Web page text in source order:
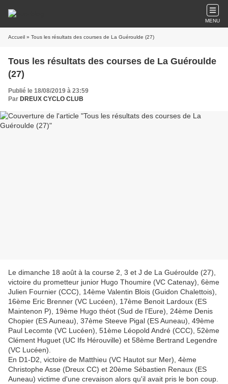
MENU
Accueil » Tous les résultats des courses de La Guéroulde (27)
Tous les résultats des courses de La Guéroulde
(27)
Publié le 18/08/2019 à 23:59
Par DREUX CYCLO CLUB
Le dimanche 18 août à la course 2, 3 et J de La Guéroulde (27),
victoire du prometteur junior Hugo Thoumire (VC Catenay), 6ème
Julien Fournier (CCC), 14ème Valentin Blois (Guidon Chalettois),
16ème Eric Brenner (VC Lucéen), 17ème Benoit Lardoux (ES
Maintenon P), 19ème Hugo théot (Sud de l'Eure), 24ème Denis
Chopier (ES Auneau), 37ème Steeve Pigal (ES Auneau), 49ème
Paul Lecomte (VC Lucéen), 51ème Léopold André (CCC), 52ème
Clément Huguet (UC Ifs Hérouville) et 58ème Bertrand Legendre
(VC Lucéen).
En D1-D2, victoire de Matthieu (VC Hautot sur Mer), 4ème
Christophe Asse (Dreux CC) et 20ème Sébastien Renaux (ES
Auneau) victime d'une crevaison alors qu'il avait pris le bon coup.